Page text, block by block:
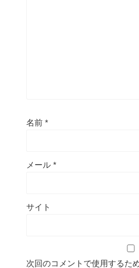
名前 *
メール *
サイト
次回のコメントで使用するた